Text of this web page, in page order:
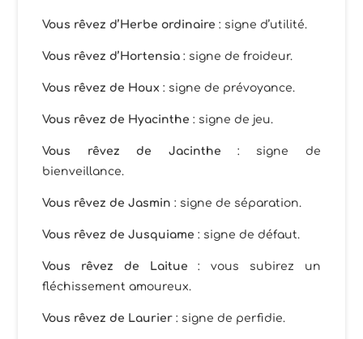
Vous rêvez d’Herbe ordinaire : signe d’utilité.
Vous rêvez d’Hortensia : signe de froideur.
Vous rêvez de Houx : signe de prévoyance.
Vous rêvez de Hyacinthe : signe de jeu.
Vous rêvez de Jacinthe : signe de
bienveillance.
Vous rêvez de Jasmin : signe de séparation.
Vous rêvez de Jusquiame : signe de défaut.
Vous rêvez de Laitue : vous subirez un
fléchissement amoureux.
Vous rêvez de Laurier : signe de perfidie.